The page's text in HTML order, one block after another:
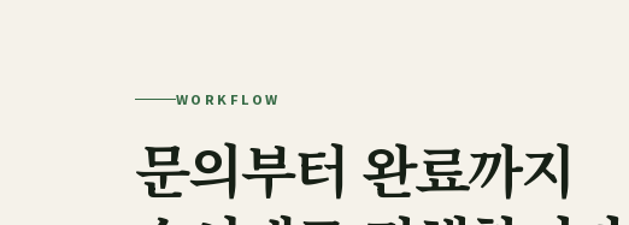
WORKFLOW
문의부터 완료까지